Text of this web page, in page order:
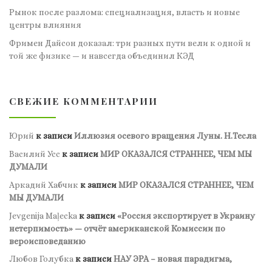
Рынок после разлома: специализация, власть и новые
центры влияния
Фримен Дайсон доказал: три разных пути вели к одной и
той же физике — и навсегда объединил КЭД
СВЕЖИЕ КОММЕНТАРИИ
Юрий к записиИллюзия осевого вращения Луны. Н.Тесла
Василий Усс к записиМИР ОКАЗАЛСЯ СТРАННЕЕ, ЧЕМ МЫ
ДУМАЛИ
Аркадий Хабчик к записиМИР ОКАЗАЛСЯ СТРАННЕЕ, ЧЕМ
МЫ ДУМАЛИ
Jevgenija Maļecka к записи«Россия экспортирует в Украину
нетерпимость» — отчёт американской Комиссии по
вероисповеданию
Любов Голубкак записиНАУ ЭРА – новая парадигма,